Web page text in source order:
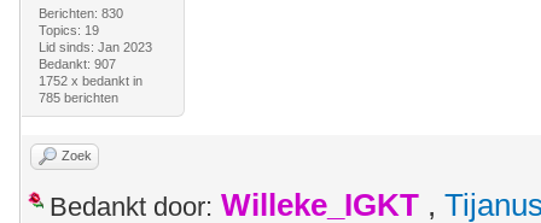
Berichten: 830
Topics: 19
Lid sinds: Jan 2023
Bedankt: 907
1752 x bedankt in
785 berichten
Zoek
Bedankt door: Willeke_IGKT ,